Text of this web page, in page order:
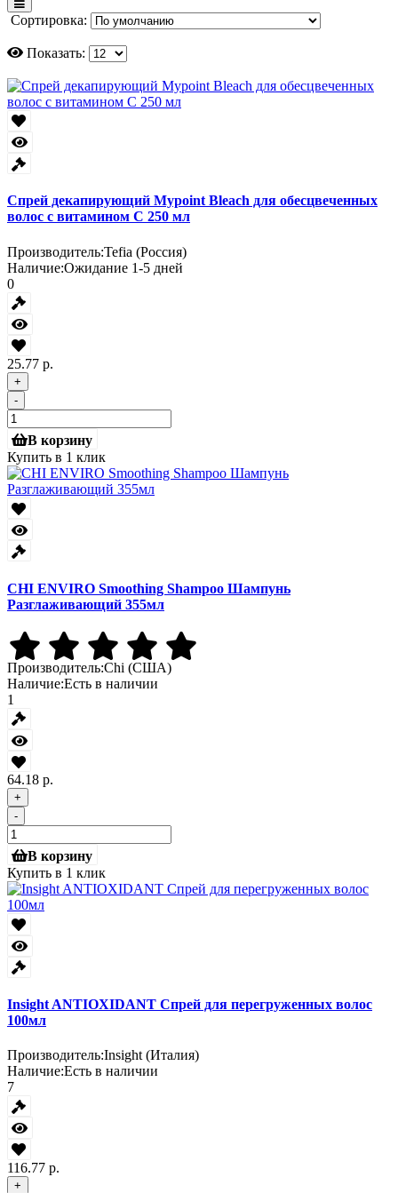
Сортировка:
Показать:
Спрей декапирующий Mypoint Bleach для обесцвеченных
волос с витамином С 250 мл
Производитель:Tefia (Россия)
Наличие:Ожидание 1-5 дней
0
25.77 р.
+
-
В корзину
Купить в 1 клик
CHI ENVIRO Smoothing Shampoo Шампунь
Разглаживающий 355мл
Производитель:Chi (США)
Наличие:Есть в наличии
1
64.18 р.
+
-
В корзину
Купить в 1 клик
Insight ANTIOXIDANT Спрей для перегруженных волос
100мл
Производитель:Insight (Италия)
Наличие:Есть в наличии
7
116.77 р.
+